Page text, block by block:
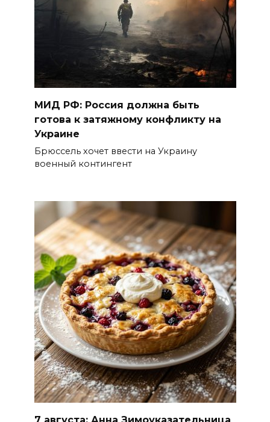
МИД РФ: Россия должна быть
готова к затяжному конфликту на
Украине
Брюссель хочет ввести на Украину
военный контингент
7 августа: Анна Зимоуказательница